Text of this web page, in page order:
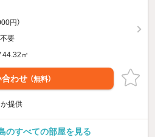
円）
不要
44.32㎡
合わせ （無料）
提供
のすべての部屋を見る